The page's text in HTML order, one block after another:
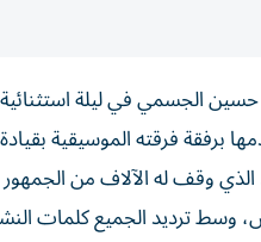
بعيد الاتحاد الـ52، أبدع الفنان حسين
برفقة فرقته الموسيقية
الذي وقف له الآلاف من الجمهور
وسط ترديد الجميع كلمات